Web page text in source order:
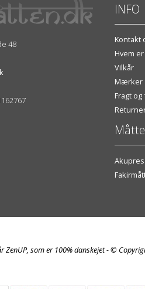
48
INFO
Kontakt
Hvem er
Vilkår
Mærker
Fragt
ZenUP, som er 100% danskejet - ©